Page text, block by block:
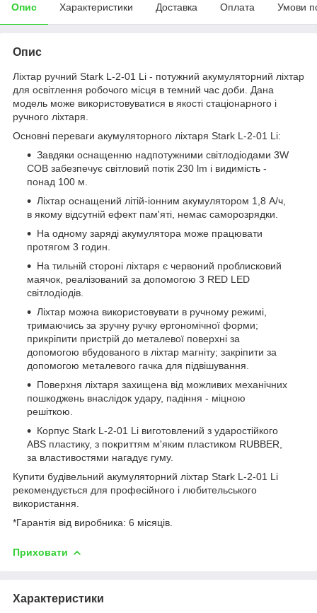
Опис Характеристики Доставка Оплата Умови
Опис
Ліхтар ручний Stark L-2-01 Li - потужний акумуляторний ліхтар
для освітлення робочого місця в темний час доби. Дана
модель може використовуватися в якості стаціонарного і
ручного ліхтаря.
Основні переваги акумуляторного ліхтаря Stark L-2-01 Li:
Завдяки оснащенню надпотужними світлодіодами 3W
COB забезпечує світловий потік 230 lm і видимість -
понад 100 м.
Ліхтар оснащений літій-іонним акумулятором 1,8 А/ч,
в якому відсутній ефект пам'яті, немає саморозрядки.
На одному заряді акумулятора може працювати
протягом 3 годин.
На тильній стороні ліхтаря є червоний проблисковий
маячок, реалізований за допомогою 3 RED LED
світлодіодів.
Ліхтар можна використовувати в ручному режимі,
тримаючись за зручну ручку ергономічної форми;
прикріпити пристрій до металевої поверхні за
допомогою вбудованого в ліхтар магніту; закріпити за
допомогою металевого гачка для підвішування.
Поверхня ліхтаря захищена від можливих механічних
пошкоджень внаслідок удару, падіння - міцною
решіткою.
Корпус Stark L-2-01 Li виготовлений з ударостійкого
ABS пластику, з покриттям м'яким пластиком RUBBER,
за властивостями нагадує гуму.
Купити будівельний акумуляторний ліхтар Stark L-2-01 Li
рекомендується для професійного і любительського
використання.
*Гарантія від виробника: 6 місяців.
Приховати
Характеристики